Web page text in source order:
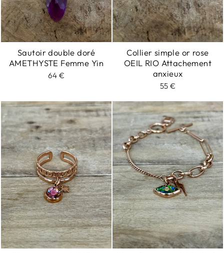
Sautoir double doré
AMETHYSTE Femme Yin
64 €
Collier simple or rose
OEIL RIO Attachement
anxieux
55 €